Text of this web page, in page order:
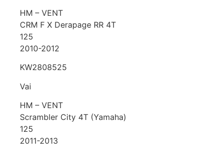
HM – VENT
CRM F X Derapage RR 4T
125
2010-2012
KW2808525
Vai
HM – VENT
Scrambler City 4T (Yamaha)
125
2011-2013